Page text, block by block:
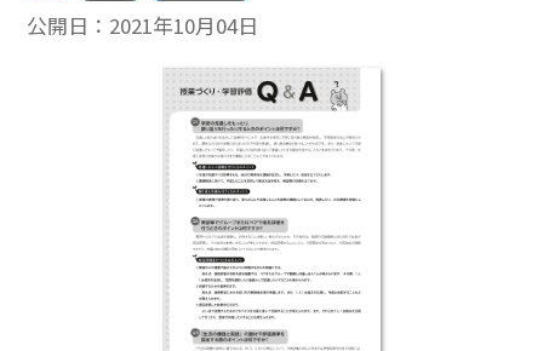
公開日： 2021年10月04日